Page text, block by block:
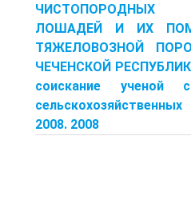
ЧИСТОПОРОДНЫХ
ЛОШАДЕЙ И ИХ
ТЯЖЕЛОВОЗНОЙ
ЧЕЧЕНСКОЙ
соискание ученой
2008. 2008